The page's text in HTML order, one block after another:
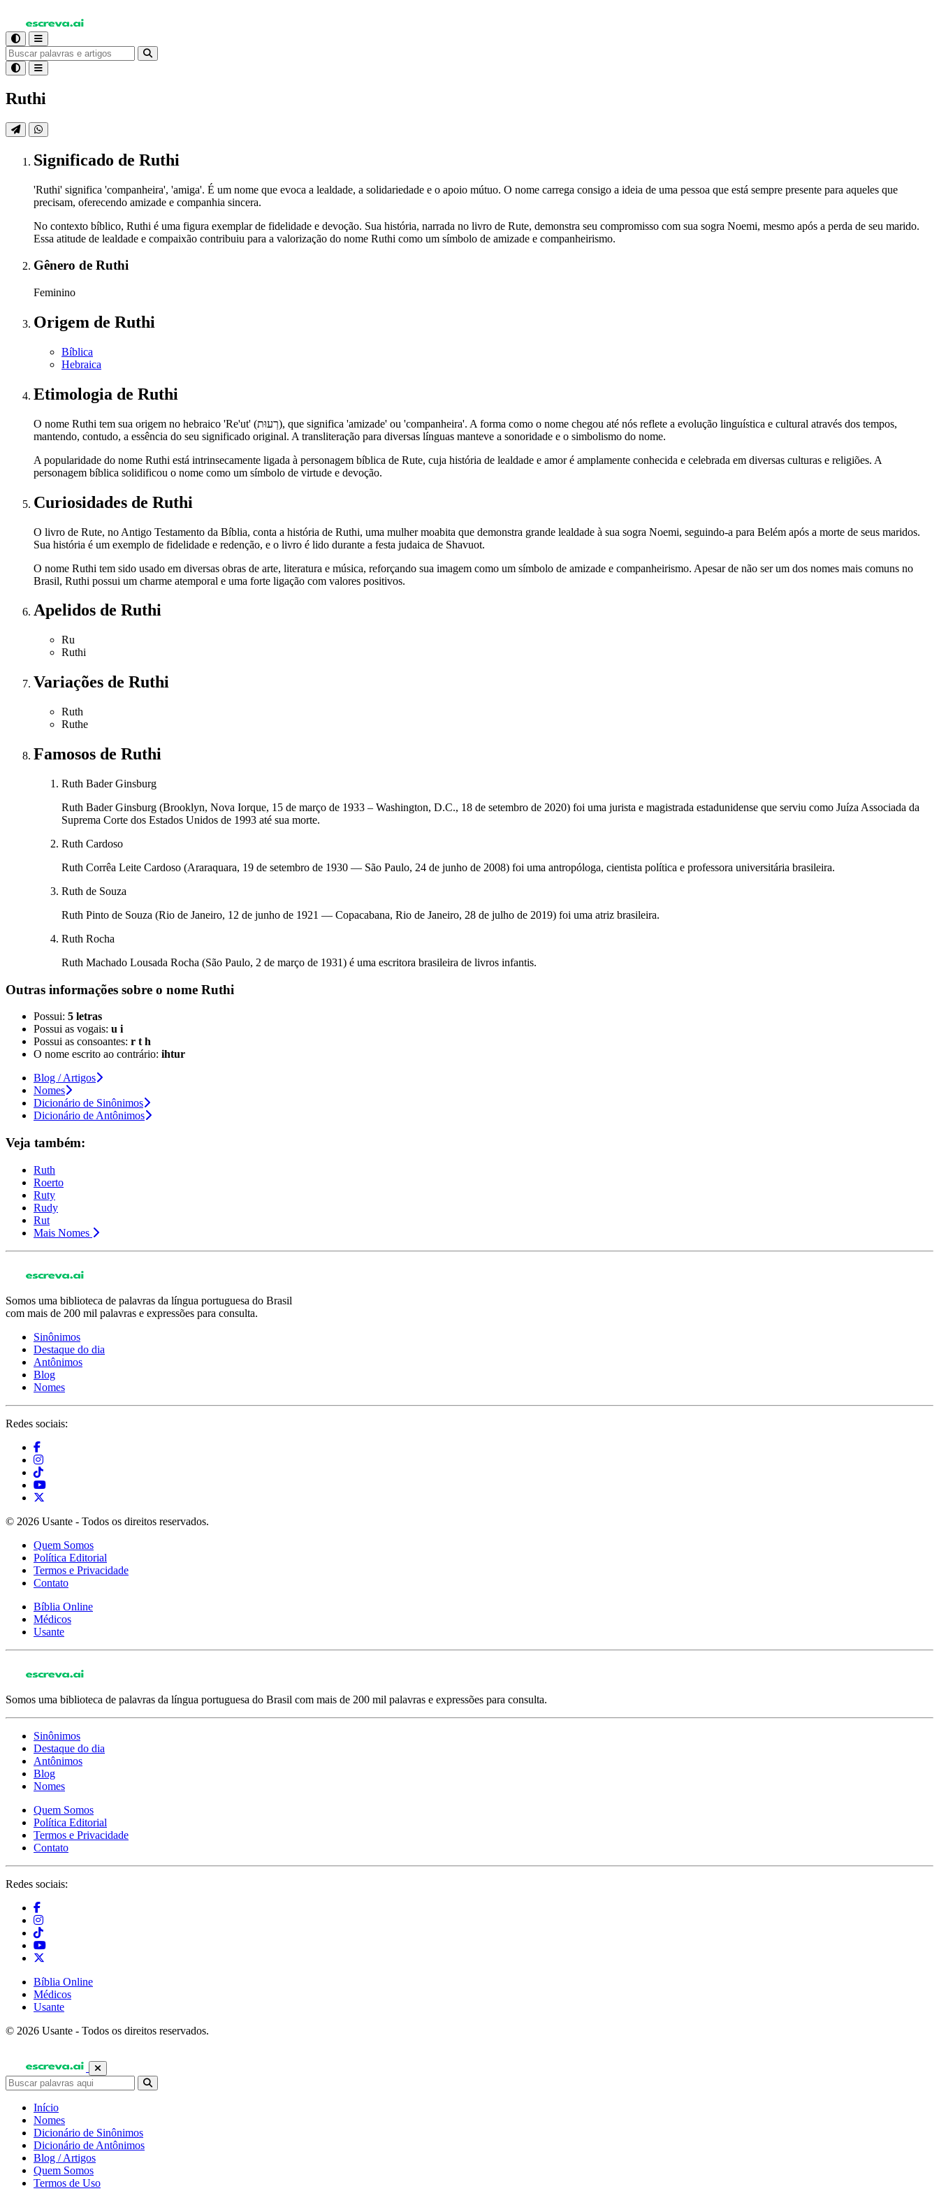
Ruthi
Significado de Ruthi
'Ruthi' significa 'companheira', 'amiga'. É um nome que evoca a lealdade, a solidariedade e o apoio mútuo. O nome carrega consigo a ideia de uma pessoa que está sempre presente para aqueles que
precisam, oferecendo amizade e companhia sincera.
No contexto bíblico, Ruthi é uma figura exemplar de fidelidade e devoção. Sua história, narrada no livro de Rute, demonstra seu compromisso com sua sogra Noemi, mesmo após a perda de seu marido.
Essa atitude de lealdade e compaixão contribuiu para a valorização do nome Ruthi como um símbolo de amizade e companheirismo.
Gênero de Ruthi
Feminino
Origem de Ruthi
Bíblica
Hebraica
Etimologia de Ruthi
O nome Ruthi tem sua origem no hebraico 'Re'ut' (רְעוּת), que significa 'amizade' ou 'companheira'. A forma como o nome chegou até nós reflete a evolução linguística e cultural através dos tempos,
mantendo, contudo, a essência do seu significado original. A transliteração para diversas línguas manteve a sonoridade e o simbolismo do nome.
A popularidade do nome Ruthi está intrinsecamente ligada à personagem bíblica de Rute, cuja história de lealdade e amor é amplamente conhecida e celebrada em diversas culturas e religiões. A
personagem bíblica solidificou o nome como um símbolo de virtude e devoção.
Curiosidades de Ruthi
O livro de Rute, no Antigo Testamento da Bíblia, conta a história de Ruthi, uma mulher moabita que demonstra grande lealdade à sua sogra Noemi, seguindo-a para Belém após a morte de seus maridos.
Sua história é um exemplo de fidelidade e redenção, e o livro é lido durante a festa judaica de Shavuot.
O nome Ruthi tem sido usado em diversas obras de arte, literatura e música, reforçando sua imagem como um símbolo de amizade e companheirismo. Apesar de não ser um dos nomes mais comuns no
Brasil, Ruthi possui um charme atemporal e uma forte ligação com valores positivos.
Apelidos de Ruthi
Ru
Ruthi
Variações de Ruthi
Ruth
Ruthe
Famosos de Ruthi
Ruth Bader Ginsburg
Ruth Bader Ginsburg (Brooklyn, Nova Iorque, 15 de março de 1933 – Washington, D.C., 18 de setembro de 2020) foi uma jurista e magistrada estadunidense que serviu como Juíza Associada da
Suprema Corte dos Estados Unidos de 1993 até sua morte.
Ruth Cardoso
Ruth Corrêa Leite Cardoso (Araraquara, 19 de setembro de 1930 — São Paulo, 24 de junho de 2008) foi uma antropóloga, cientista política e professora universitária brasileira.
Ruth de Souza
Ruth Pinto de Souza (Rio de Janeiro, 12 de junho de 1921 — Copacabana, Rio de Janeiro, 28 de julho de 2019) foi uma atriz brasileira.
Ruth Rocha
Ruth Machado Lousada Rocha (São Paulo, 2 de março de 1931) é uma escritora brasileira de livros infantis.
Outras informações sobre o nome Ruthi
Possui: 5 letras
Possui as vogais: u i
Possui as consoantes: r t h
O nome escrito ao contrário: ihtur
Blog / Artigos
Nomes
Dicionário de Sinônimos
Dicionário de Antônimos
Veja também:
Ruth
Roerto
Ruty
Rudy
Rut
Mais Nomes
Somos uma biblioteca de palavras da língua portuguesa do Brasil
com mais de 200 mil palavras e expressões para consulta.
Sinônimos
Destaque do dia
Antônimos
Blog
Nomes
Redes sociais:
© 2026 Usante - Todos os direitos reservados.
Quem Somos
Política Editorial
Termos e Privacidade
Contato
Bíblia Online
Médicos
Usante
Somos uma biblioteca de palavras da língua portuguesa do Brasil com mais de 200 mil palavras e expressões para consulta.
Sinônimos
Destaque do dia
Antônimos
Blog
Nomes
Quem Somos
Política Editorial
Termos e Privacidade
Contato
Redes sociais:
Bíblia Online
Médicos
Usante
© 2026 Usante - Todos os direitos reservados.
Início
Nomes
Dicionário de Sinônimos
Dicionário de Antônimos
Blog / Artigos
Quem Somos
Termos de Uso